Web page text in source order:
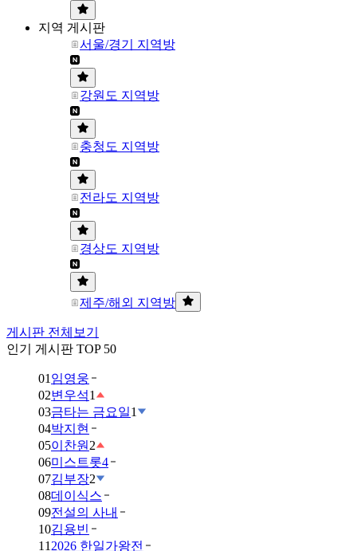
지역 게시판
서울/경기 지역방
강원도 지역방
충청도 지역방
전라도 지역방
경상도 지역방
제주/해외 지역방
게시판 전체보기
인기 게시판 TOP 50
01 임영웅
02변우석1
03금타는 금요일1
04박지현
05이찬원 2
06미스트롯4
07김부장2
08데이식스
09전설의 사내
10김용빈
11 2026 한일가왕전